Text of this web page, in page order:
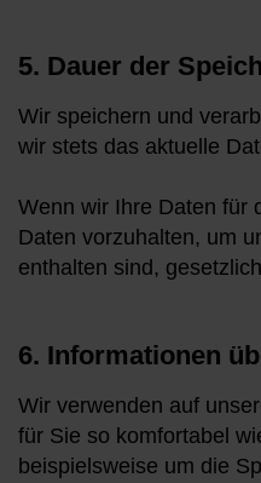
5. Dauer der
Wir speichern und
wir stets das aktuelle
Wenn wir Ihre Daten für
Daten vorzuhalten, um
enthalten sind,
6. Informationen
Wir verwenden auf
für Sie so komfortabel
beispielsweise um die